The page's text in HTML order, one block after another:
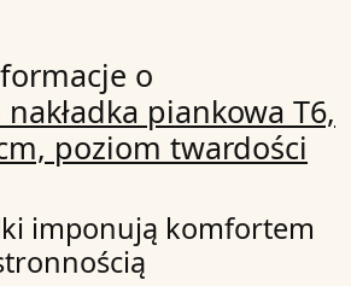
o
piankowa T6,
poziom twardości
imponują komfortem